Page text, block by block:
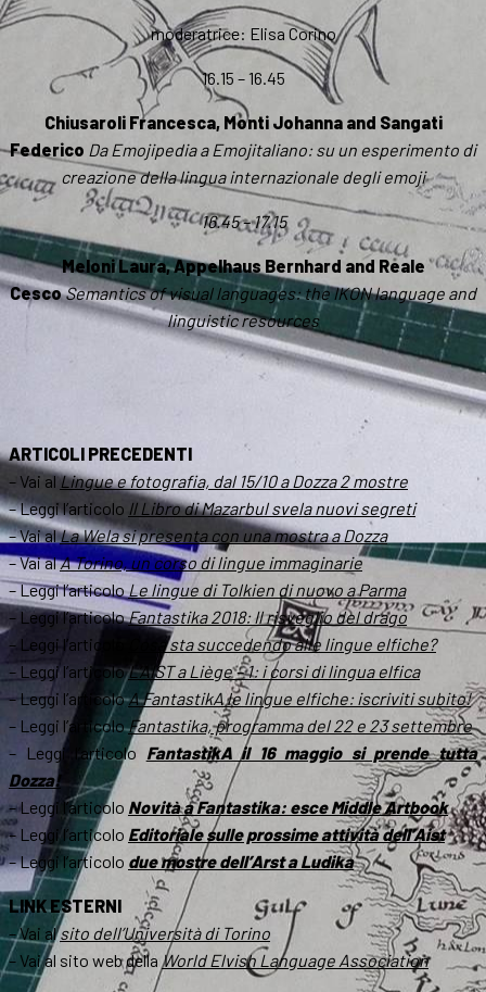
moderatrice: Elisa Corino
16.15 – 16.45
Chiusaroli Francesca, Monti Johanna and Sangati
Federico Da Emojipedia a Emojitaliano: su un esperimento di
creazione della lingua internazionale degli emoji
16.45 – 17.15
Meloni Laura, Appelhaus Bernhard and Reale
CescoSemantics of visual languages: the IKON language and
linguistic resources
ARTICOLI PRECEDENTI
– Vai alLingue e fotografia, dal 15/10 a Dozza 2 mostre
– Leggi l’articolo Il Libro di Mazarbul svela nuovi segreti
– Vai alLa Wela si presenta con una mostra a Dozza
– Vai alA Torino, un corso di lingue immaginarie
– Leggi l’articoloLe lingue di Tolkien di nuovo a Parma
– Leggi l’articoloFantastika 2018: Il risveglio del drago
– Leggi l’articolo
Cosa sta succedendo alle lingue elfiche?
– Leggi l’articoloL’AIST a Liège – 1: i corsi di lingua elfica
– Leggi l’articoloA FantastikA le lingue elfiche: iscriviti subito!
– Leggi l’articoloFantastika, programma del 22 e 23 settembre
– Leggi l’articolo FantastikA il 16 maggio si prende tutta
Dozza!
– Leggi l’articolo Novità a Fantastika: esce Middle Artbook
– Leggi l’articolo Editoriale sulle prossime attività dell’Aist
– Leggi l’articolo due mostre dell’Arst a Ludika
LINK ESTERNI
– Vai alsito dell’Università di Torino
– Vai al sito web della World Elvish Language Association